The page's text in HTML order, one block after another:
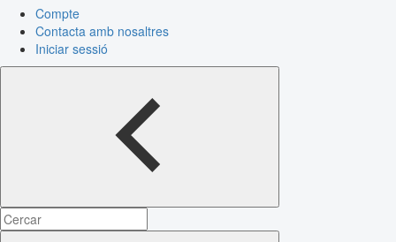
Compte
Contacta amb nosaltres
Iniciar sessió